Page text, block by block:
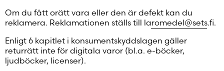
Om du fått orätt vara eller den är defekt kan du
reklamera. Reklamationen ställs till laromedel@sets.fi.
Enligt 6 kapitlet i konsumentskyddslagen gäller
returrätt inte för digitala varor (bl.a. e-böcker,
ljudböcker, licenser).